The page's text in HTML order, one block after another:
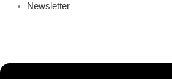
Newsletter